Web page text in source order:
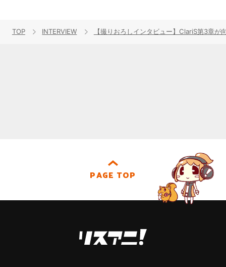
TOP INTERVIEW 【撮りおろしインタビュー】ClariS第3章
PAGE TOP